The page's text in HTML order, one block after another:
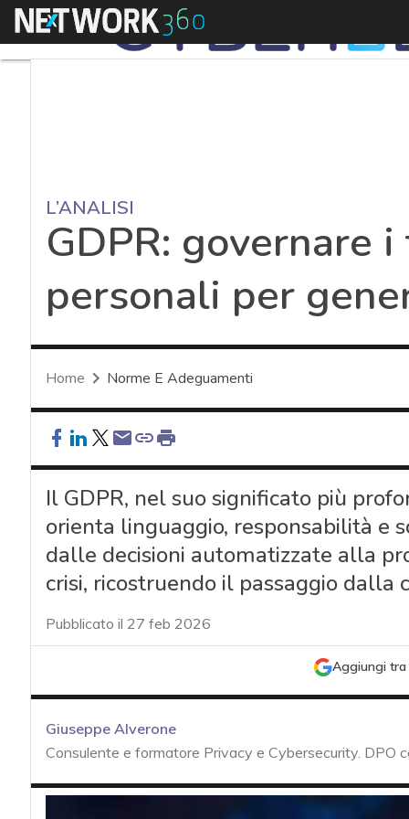
Menu
L’ANALISI
GDPR: governare
personali per
Home Norme E Adeguamenti
Il GDPR, nel suo significato più
orienta linguaggio, responsabilità e
dalle decisioni automatizzate alla
crisi, ricostruendo il passaggio
Pubblicato il 27 feb 2026
Aggiungi tra
Giuseppe Alverone
Consulente e formatore Privacy e Cybersecurity.